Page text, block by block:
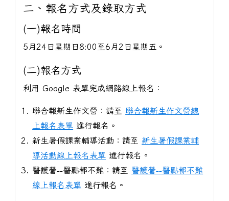
二、報名方式及錄取方式
(一)報名時間
5月24日星期日8:00至6月2日星期五。
(二)報名方式
利用 Google 表單完成網路線上報名：
聯合報新生作文營：請至 聯合報新生作文營線
上報名表單 進行報名。
新生暑假課業輔導活動：請至新生暑假課業輔
導活動線上報名表單 進行報名。
醫護營--醫點都不難：請至 醫護營--醫點都不難
線上報名表單 進行報名。